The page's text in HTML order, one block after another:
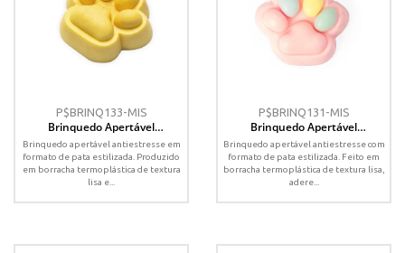
P$BRINQ133-MIS
Brinquedo Apertável
Antiestresse
Brinquedo apertável antiestresse em
formato de pata estilizada. Produzido
em borracha termoplástica de textura
lisa e...
P$BRINQ131-MIS
Brinquedo Apertável
Antiestresse
Brinquedo apertável antiestresse com
formato de pata estilizada. Feito em
borracha termoplástica de textura lisa,
adere...